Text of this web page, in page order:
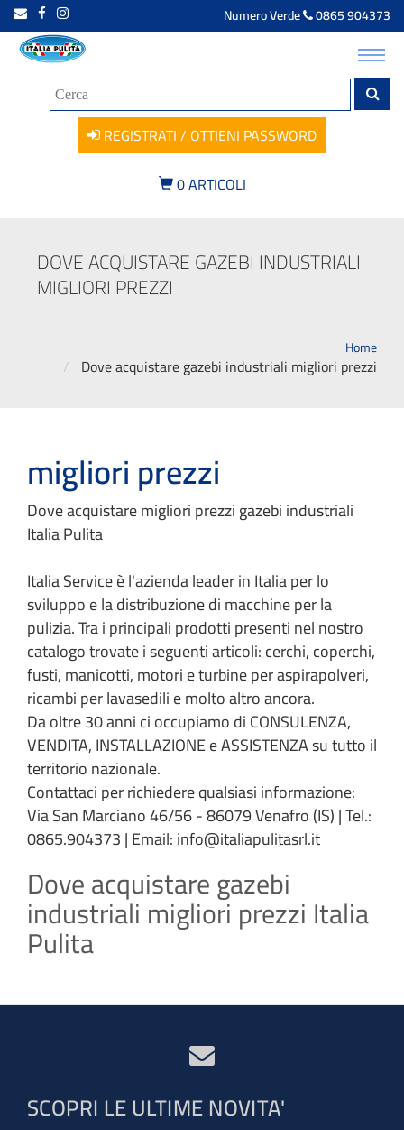
Numero Verde 0865 904373
REGISTRATI / OTTIENI PASSWORD
0ARTICOLI
DOVE ACQUISTARE GAZEBI INDUSTRIALI
MIGLIORI PREZZI
Home
Dove acquistare gazebi industriali migliori prezzi
migliori prezzi
Dove acquistare migliori prezzi gazebi industriali
Italia Pulita
Italia Service è l'azienda leader in Italia per lo
sviluppo e la distribuzione di macchine per la
pulizia. Tra i principali prodotti presenti nel nostro
catalogo trovate i seguenti articoli: cerchi, coperchi,
fusti, manicotti, motori e turbine per aspirapolveri,
ricambi per lavasedili e molto altro ancora.
Da oltre 30 anni ci occupiamo di CONSULENZA,
VENDITA, INSTALLAZIONE e ASSISTENZA su tutto il
territorio nazionale.
Contattaci per richiedere qualsiasi informazione:
Via San Marciano 46/56 - 86079 Venafro (IS) | Tel.:
0865.904373 | Email: info@italiapulitasrl.it
Dove acquistare gazebi
industriali migliori prezzi Italia
Pulita
SCOPRI LE ULTIME NOVITA'